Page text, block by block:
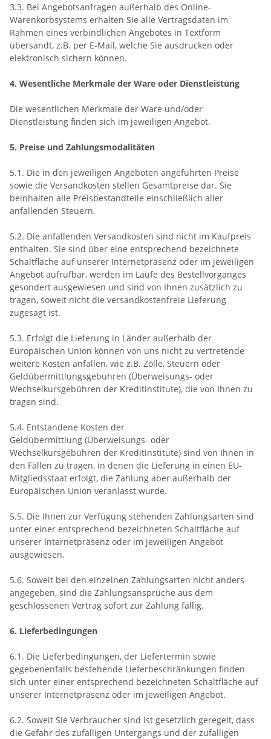
3.3. Bei Angebotsanfragen außerhalb des Online-
Warenkorbsystems erhalten Sie alle Vertragsdaten im
Rahmen eines verbindlichen Angebotes in Textform
übersandt, z.B. per E-Mail, welche Sie ausdrucken oder
elektronisch sichern können.
4. Wesentliche Merkmale der Ware oder Dienstleistung
Die wesentlichen Merkmale der Ware und/oder
Dienstleistung finden sich im jeweiligen Angebot.
5. Preise und Zahlungsmodalitäten
5.1. Die in den jeweiligen Angeboten angeführten Preise
sowie die Versandkosten stellen Gesamtpreise dar. Sie
beinhalten alle Preisbestandteile einschließlich aller
anfallenden Steuern.
5.2. Die anfallenden Versandkosten sind nicht im Kaufpreis
enthalten. Sie sind über eine entsprechend bezeichnete
Schaltfläche auf unserer Internetpräsenz oder im jeweiligen
Angebot aufrufbar, werden im Laufe des Bestellvorganges
gesondert ausgewiesen und sind von Ihnen zusätzlich zu
tragen, soweit nicht die versandkostenfreie Lieferung
zugesagt ist.
5.3. Erfolgt die Lieferung in Länder außerhalb der
Europäischen Union können von uns nicht zu vertretende
weitere Kosten anfallen, wie z.B. Zölle, Steuern oder
Geldübermittlungsgebühren (Überweisungs- oder
Wechselkursgebühren der Kreditinstitute), die von Ihnen zu
tragen sind.
5.4. Entstandene Kosten der
Geldübermittlung (Überweisungs- oder
Wechselkursgebühren der Kreditinstitute) sind von Ihnen in
den Fällen zu tragen, in denen die Lieferung in einen EU-
Mitgliedsstaat erfolgt, die Zahlung aber außerhalb der
Europäischen Union veranlasst wurde.
5.5. Die Ihnen zur Verfügung stehenden Zahlungsarten sind
unter einer entsprechend bezeichneten Schaltfläche auf
unserer Internetpräsenz oder im jeweiligen Angebot
ausgewiesen.
5.6. Soweit bei den einzelnen Zahlungsarten nicht anders
angegeben, sind die Zahlungsansprüche aus dem
geschlossenen Vertrag sofort zur Zahlung fällig.
6. Lieferbedingungen
6.1. Die Lieferbedingungen, der Liefertermin sowie
gegebenenfalls bestehende Lieferbeschränkungen finden
sich unter einer entsprechend bezeichneten Schaltfläche auf
unserer Internetpräsenz oder im jeweiligen Angebot.
6.2. Soweit Sie Verbraucher sind ist gesetzlich geregelt, dass
die Gefahr des zufälligen Untergangs und der zufälligen